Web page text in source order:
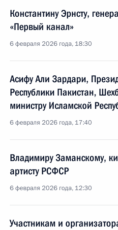
Константину Эрнсту,
«Первый канал»
6 февраля 2026 года, 18:30
Асифу Али Зардари,
Республики Пакистан,
министру Исламской
6 февраля 2026 года, 17:40
Владимиру Заманскому,
артисту РСФСР
6 февраля 2026 года, 12:30
Участникам и